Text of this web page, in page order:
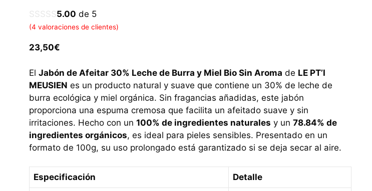
5.00 de 5
(4 valoraciones de clientes)
23,50€
ElJabón de Afeitar 30% Leche de Burra y Miel Bio Sin Aroma de LE PT’I
MEUSIEN es un producto natural y suave que contiene un 30% de leche de
burra ecológica y miel orgánica. Sin fragancias añadidas, este jabón
proporciona una espuma cremosa que facilita un afeitado suave y sin
irritaciones. Hecho con un100% de ingredientes naturales y un78.84% de
ingredientes orgánicos, es ideal para pieles sensibles. Presentado en un
formato de 100g, su uso prolongado está garantizado si se deja secar al aire.
Especificación Detalle